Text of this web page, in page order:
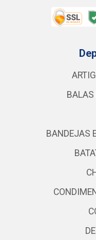
BALAS
BANDEJAS